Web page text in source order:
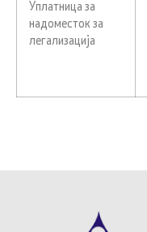
Уплатница за
надоместок за
легализација